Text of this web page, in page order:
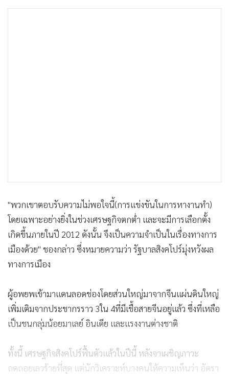
"พวกเขาตอบรับความไม่พอใจนี้(การแข่งขันในการหางานทำ)
โดยเฉพาะอย่างยิ่งในช่วงเศรษฐกิจตกต่ำ และจะมีการเลือกตั้ง
เกิดขึ้นภายในปี 2012 ดังนั้น จึงเป็นความจำเป็นในเรื่องทางการ
เมืองด้วย" ชองกล่าว ซึ่งหมายความว่า รัฐบาลสิงคโปร์มุ่งหวังผล
ทางการเมือง
ผู้อพยพเข้ามาแดนลอดช่องโดยส่วนใหญ่มาจากจีนแผ่นดินใหญ่
เพิ่มเติมจากประชากรราว 3ใน 4ที่มีเชื้อสายจีนอยู่แล้ว ซึ่งที่เหลือ
เป็นชนกลุ่มน้อยมาเลย์ อินเดีย และแรงงานต่างชาติ
ทั้งนี้ เศรษฐกิจสิงคโปร์ฟื้นตัวแล้วในปีนี้ หลังจาเผชิญภาวะ
ถดถอยเลวร้ายที่สุด แต่นักวิเคราะห์บางคนให้ความเห็นว่า อัตรา